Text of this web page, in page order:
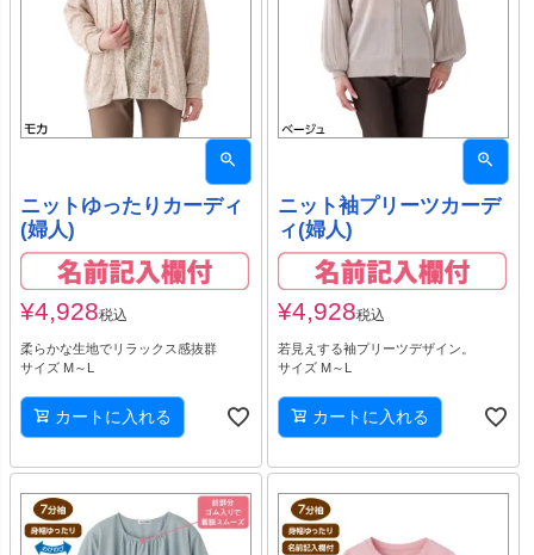
ニットゆったりカーディ
(婦人)
¥4,928税込
柔らかな生地でリラックス感抜群
サイズ M～L
カートに入れる
ニット袖プリーツカーデ
ィ(婦人)
¥4,928税込
若見えする袖プリーツデザイン。
サイズ M～L
カートに入れる